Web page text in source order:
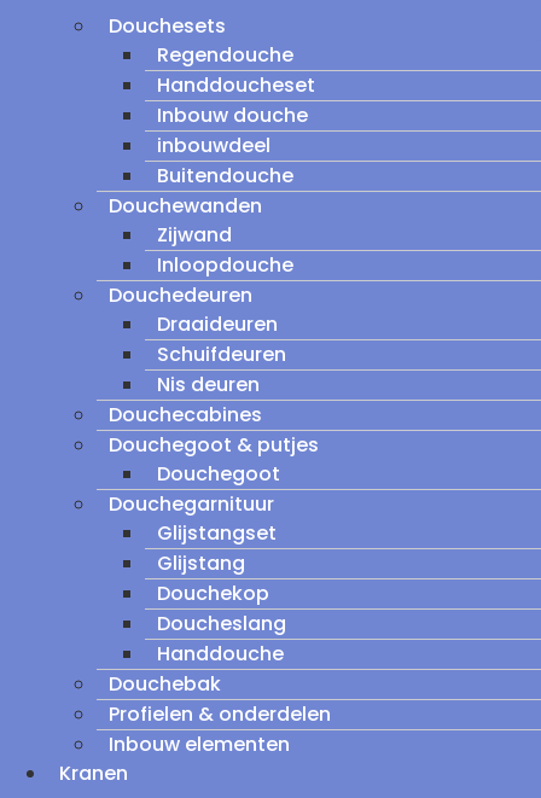
Douchesets
Regendouche
Handdoucheset
Inbouw douche
inbouwdeel
Buitendouche
Douchewanden
Zijwand
Inloopdouche
Douchedeuren
Draaideuren
Schuifdeuren
Nis deuren
Douchecabines
Douchegoot & putjes
Douchegoot
Douchegarnituur
Glijstangset
Glijstang
Douchekop
Doucheslang
Handdouche
Douchebak
Profielen & onderdelen
Inbouw elementen
Kranen